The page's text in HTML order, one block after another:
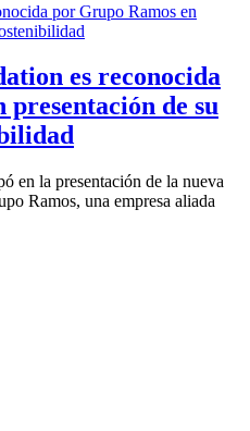
por Grupo Ramos en
es reconocida
de su
en la presentación de la nueva
Ramos, una empresa aliada